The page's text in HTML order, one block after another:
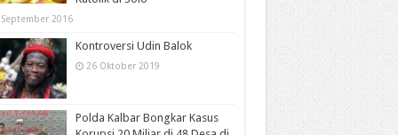
2016
Kontroversi Udin Balok
26 Oktober 2019
Polda Kalbar Bongkar Kasus